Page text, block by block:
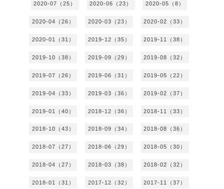
2020-07（25） 2020-06（23） 2020-05（8）
2020-04（26） 2020-03（23） 2020-02（33）
2020-01（31） 2019-12（35） 2019-11（38）
2019-10（38） 2019-09（29） 2019-08（32）
2019-07（26） 2019-06（31） 2019-05（22）
2019-04（33） 2019-03（36） 2019-02（37）
2019-01（40） 2018-12（36） 2018-11（33）
2018-10（43） 2018-09（34） 2018-08（36）
2018-07（27） 2018-06（29） 2018-05（30）
2018-04（27） 2018-03（38） 2018-02（32）
2018-01（31） 2017-12（32） 2017-11（37）